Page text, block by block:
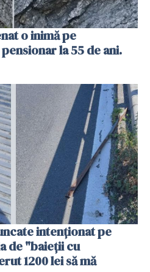
o inimă pe
la 55 de ani.
intenționat pe
de "baieții cu
1200 lei să mă